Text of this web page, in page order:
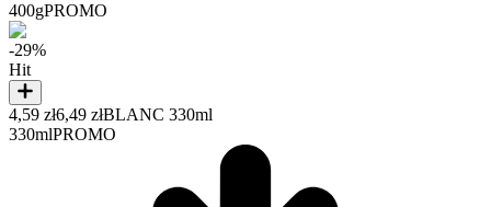
400gPROMO
-29%
Hit
4,59 zł6,49 złBLANC 330ml
330mlPROMO